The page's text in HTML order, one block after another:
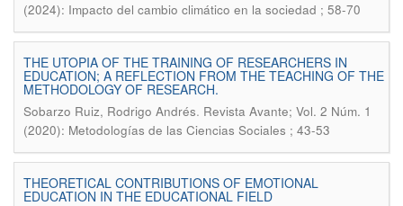
(2024): Impacto del cambio climático en la sociedad ; 58-70
THE UTOPIA OF THE TRAINING OF RESEARCHERS IN
EDUCATION; A REFLECTION FROM THE TEACHING OF THE
METHODOLOGY OF RESEARCH.
Sobarzo Ruiz, Rodrigo Andrés. Revista Avante; Vol. 2 Núm. 1
(2020): Metodologías de las Ciencias Sociales ; 43-53
THEORETICAL CONTRIBUTIONS OF EMOTIONAL
EDUCATION IN THE EDUCATIONAL FIELD